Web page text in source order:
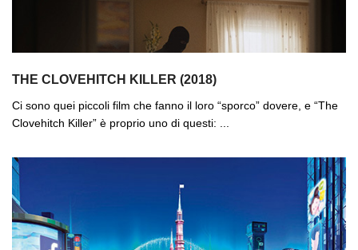
THE CLOVEHITCH KILLER (2018)
Ci sono quei piccoli film che fanno il loro “sporco” dovere, e “The
Clovehitch Killer” è proprio uno di questi: ...